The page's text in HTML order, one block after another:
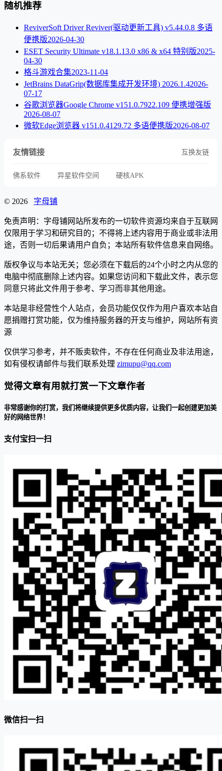
随机推荐
ReviverSoft Driver Reviver(驱动更新工具) v5.44.0.8 多语
便携版2026-04-30
ESET Security Ultimate v18.1.13.0 x86 & x64 特别版2025-
04-30
格斗游戏合集2023-11-04
JetBrains DataGrip(数据库集成开发环境) 2026.1.42026-
07-17
谷歌浏览器Google Chrome v151.0.7922.109 便携增强版
2026-08-07
微软Edge浏览器 v151.0.4129.72 多语便携版2026-08-07
友情链接 互换友链
佛系软件 异星软件空间 硬核APK
© 2026 字母铺
免责声明：字母铺网站所发布的一切软件资源均来自于互联网
仅限用于学习和研究目的；不得将上述内容用于商业或非法用
途，否则一切后果请用户自负；本站所有软件信息来自网络。
版权争议与本站无关；您必须在下载后的24个小时之内从您的
电脑中彻底删除上述内容。如果您访问和下载此文件，表示您
同意只将此文件用于参考、学习而非其他用途。
本站是非经营性个人站点，会员功能仅仅作为用户喜欢本站自
愿捐赠打赏功能，仅为维持服务器的开支与维护，网站所有资
源
仅供学习参考，并不贩卖软件，不存在任何商业及非法用途，
如有侵权请邮件与我们联系处理 zimupu@qq.com
觉得文章有用就打赏一下文章作者
非常感谢你的打赏，我们将继续提供更多优质内容，让我们一起创建更加美
好的网络世界！
支付宝扫一扫
微信扫一扫